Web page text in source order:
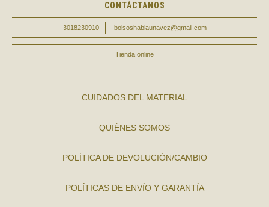
CONTÁCTANOS
3018230910 bolsoshabiaunavez@gmail.com
Tienda online
CUIDADOS DEL MATERIAL
QUIÉNES SOMOS
POLÍTICA DE DEVOLUCIÓN/CAMBIO
POLÍTICAS DE ENVÍO Y GARANTÍA